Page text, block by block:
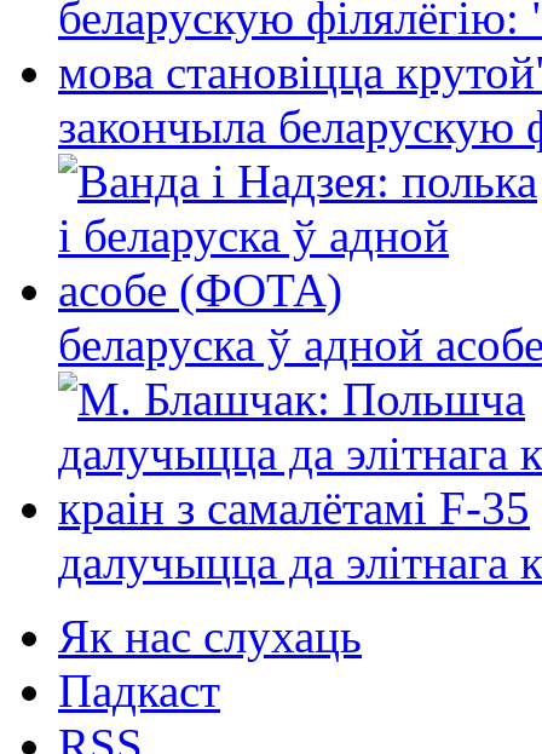
закончыла беларускую
беларуска ў адной
далучыцца да элітнага
Як нас слухаць
Падкаст